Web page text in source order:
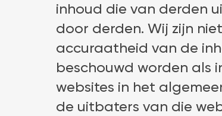
inhoud die van derden
door derden. Wij zijn
accuraatheid van de
beschouwd worden als
websites in het
de uitbaters van die